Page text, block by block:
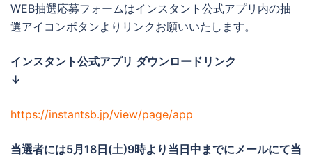
WEB抽選応募フォームはインスタント公式アプリ内の抽
選アイコンボタンよりリンクお願いいたします。
インスタント公式アプリ ダウンロードリンク
↓
https://instantsb.jp/view/page/app
当選者には5月18日(土)9時より当日中までに メールにて当